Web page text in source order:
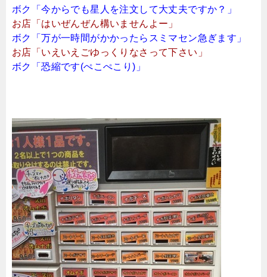
ボク「今からでも星人を注文して大丈夫ですか？」
お店「はいぜんぜん構いませんよー」
ボク「万が一時間がかかったらスミマセン急ぎます」
お店「いえいえごゆっくりなさって下さい」
ボク「恐縮です(ぺこぺこり)」